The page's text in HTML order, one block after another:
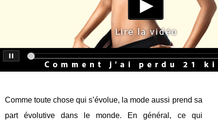
Comme toute chose qui s’évolue, la mode aussi prend sa
part évolutive dans le monde. En général, ce qui